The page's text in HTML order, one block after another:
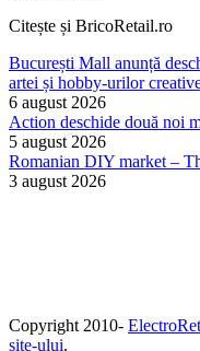
Citește și BricoRetail.ro
București Mall anunță
artei și hobby-urilor
6 august 2026
Action deschide două noi
5 august 2026
Romanian DIY market –
3 august 2026
Copyright 2010-
site-ului.